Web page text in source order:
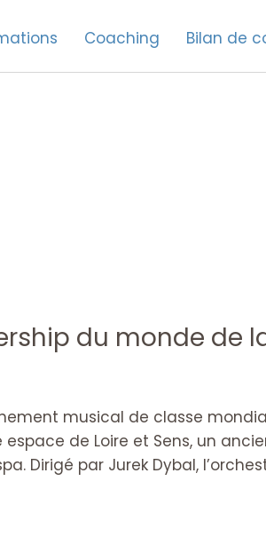
Coaching Bilan de
du monde de
musical de classe
de Loire et Sens, un
Dirigé par Jurek Dybal,